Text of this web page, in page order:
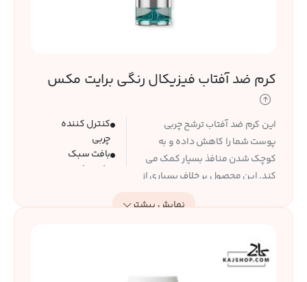
کرم ضد آفتاب فیزیکال رنگی برایت مکس
این کرم ضد آفتاب ترشح چربی
پوست شما را کاهش داده و به
کوچک شدن منافذ بسیار کمک می
کند. این محصول بر خلاف بسیاری از
از خود به جای نمی گذارد و برای
است.
کنترل کننده
چربی
بافت سبک
جلوه مات
نمایش بیشتر